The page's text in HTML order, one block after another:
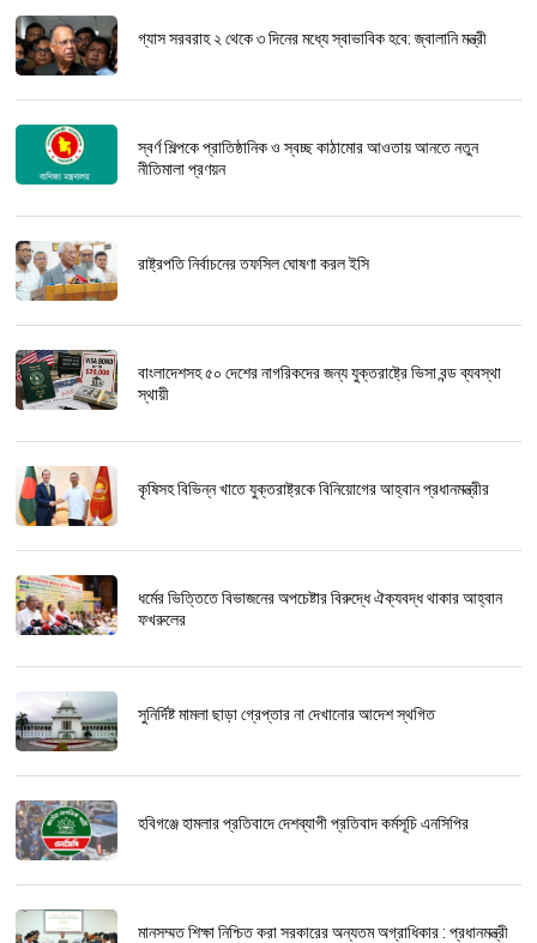
গ্যাস সরবরাহ ২ থেকে ৩ দিনের মধ্যে স্বাভাবিক হবে: জ্বালানি মন্ত্রী
স্বর্ণ শিল্পকে প্রাতিষ্ঠানিক ও স্বচ্ছ কাঠামোর আওতায় আনতে নতুন
নীতিমালা প্রণয়ন
রাষ্ট্রপতি নির্বাচনের তফসিল ঘোষণা করল ইসি
বাংলাদেশসহ ৫০ দেশের নাগরিকদের জন্য যুক্তরাষ্ট্রে ভিসা বন্ড ব্যবস্থা
স্থায়ী
কৃষিসহ বিভিন্ন খাতে যুক্তরাষ্ট্রকে বিনিয়োগের আহ্বান প্রধানমন্ত্রীর
ধর্মের ভিত্তিতে বিভাজনের অপচেষ্টার বিরুদ্ধে ঐক্যবদ্ধ থাকার আহ্বান
ফখরুলের
সুনির্দিষ্ট মামলা ছাড়া গ্রেপ্তার না দেখানোর আদেশ স্থগিত
হবিগঞ্জে হামলার প্রতিবাদে দেশব্যাপী প্রতিবাদ কর্মসূচি এনসিপির
মানসম্মত শিক্ষা নিশ্চিত করা সরকারের অন্যতম অগ্রাধিকার : প্রধানমন্ত্রী